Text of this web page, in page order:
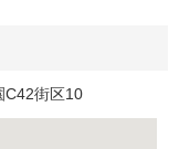
街区10